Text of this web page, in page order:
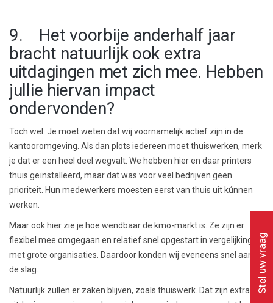
9. Het voorbije anderhalf jaar
bracht natuurlijk ook extra
uitdagingen met zich mee. Hebben
jullie hiervan impact
ondervonden?
Toch wel. Je moet weten dat wij voornamelijk actief zijn in de
kantooromgeving. Als dan plots iedereen moet thuiswerken, merk
je dat er een heel deel wegvalt. We hebben hier en daar printers
thuis geïnstalleerd, maar dat was voor veel bedrijven geen
prioriteit. Hun medewerkers moesten eerst van thuis uit kúnnen
werken.
Maar ook hier zie je hoe wendbaar de kmo-markt is. Ze zijn er
flexibel mee omgegaan en relatief snel opgestart in vergelijking
met grote organisaties. Daardoor konden wij eveneens snel aan
de slag.
Natuurlijk zullen er zaken blijven, zoals thuiswerk. Dat zijn extra
Stel uw vraag